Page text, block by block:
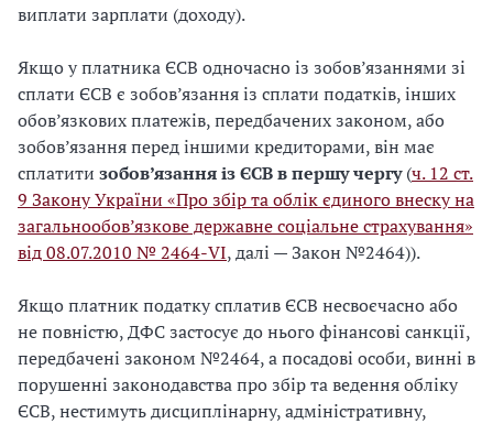
виплати зарплати (доходу).
Якщо у платника ЄСВ одночасно із зобов’язаннями зі
сплати ЄСВ є зобов’язання із сплати податків, інших
обов’язкових платежів, передбачених законом, або
зобов’язання перед іншими кредиторами, він має
сплатити зобов’язання із ЄСВ в першу чергу(ч. 12 ст.
9 Закону України «Про збір та облік єдиного внеску на
загальнообов’язкове державне соціальне страхування»
від 08.07.2010 № 2464-VI, далі — Закон №2464)).
Якщо платник податку сплатив ЄСВ несвоєчасно або
не повністю, ДФС застосує до нього фінансові санкції,
передбачені законом №2464, а посадові особи, винні в
порушенні законодавства про збір та ведення обліку
ЄСВ, нестимуть дисциплінарну, адміністративну,